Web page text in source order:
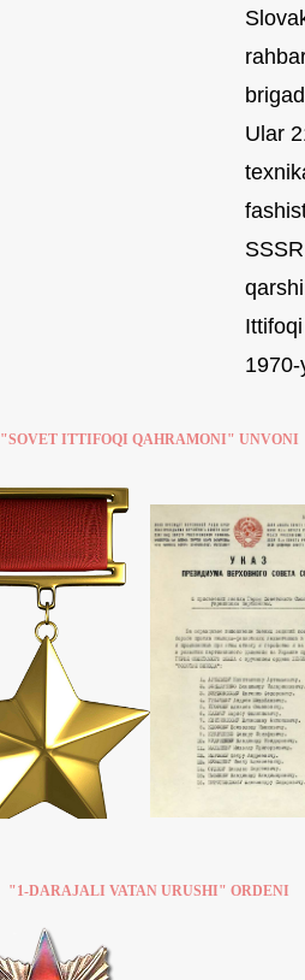
Ular
"SOVET ITTIFOQI QAHRAMONI" UNVONI
"1-DARAJALI VATAN URUSHI" ORDENI